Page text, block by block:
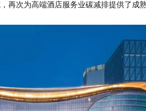
再次为高端酒店服务业碳减排提供了成